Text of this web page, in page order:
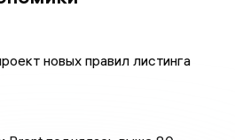
новых правил листинга